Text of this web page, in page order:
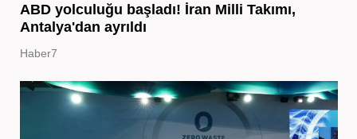
ABD yolculuğu başladı! İran Milli Takımı,
Antalya'dan ayrıldı
Haber7